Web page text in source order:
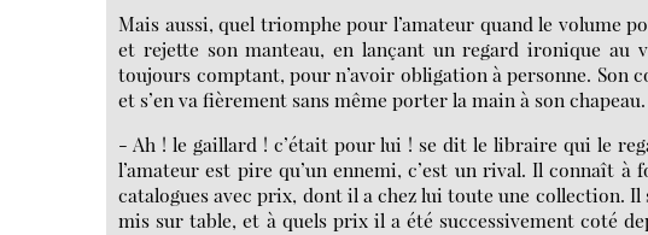
Mais aussi, quel triomphe pour l’amateur quand le volume
et rejette son manteau, en lançant un regard ironique au
toujours comptant, pour n’avoir obligation à personne. Son
et s’en va fièrement sans même porter la main à son chapeau.
- Ah ! le gaillard ! c’était pour lui ! se dit le libraire qui le
l’amateur est pire qu’un ennemi, c’est un rival. Il connaît
catalogues avec prix, dont il a chez lui toute une collection.
mis sur table, et à quels prix il a été successivement coté